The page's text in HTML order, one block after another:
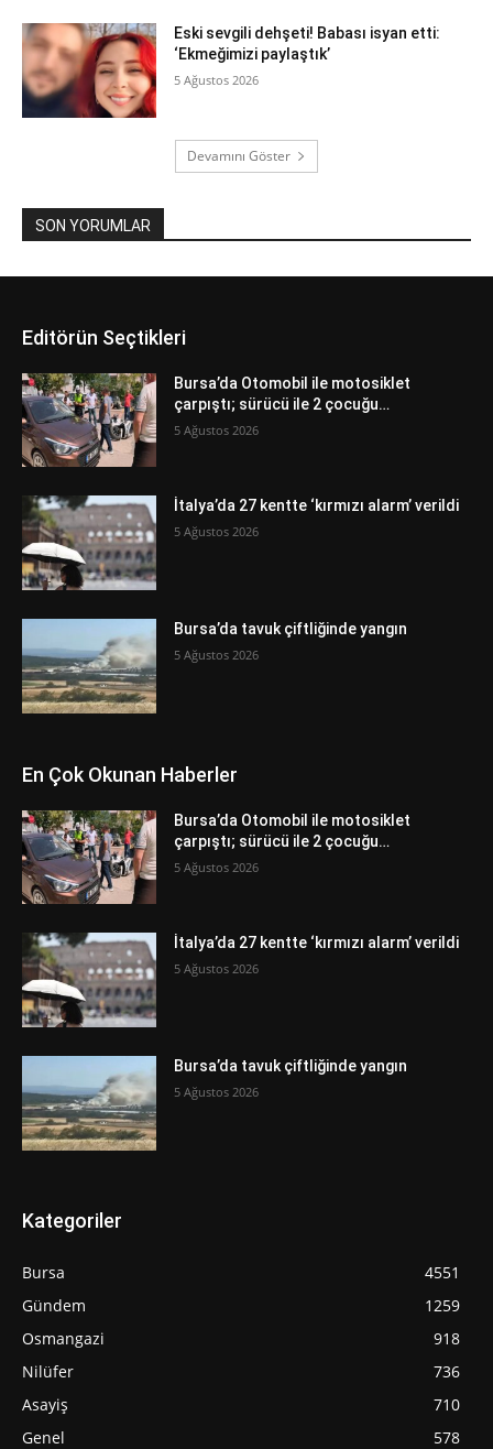
Eski sevgili dehşeti! Babası isyan etti:
‘Ekmeğimizi paylaştık’
5 Ağustos 2026
Devamını Göster
SON YORUMLAR
Editörün Seçtikleri
Bursa’da Otomobil ile motosiklet
çarpıştı; sürücü ile 2 çocuğu…
5 Ağustos 2026
İtalya’da 27 kentte ‘kırmızı alarm’ verildi
5 Ağustos 2026
Bursa’da tavuk çiftliğinde yangın
5 Ağustos 2026
En Çok Okunan Haberler
Bursa’da Otomobil ile motosiklet
çarpıştı; sürücü ile 2 çocuğu…
5 Ağustos 2026
İtalya’da 27 kentte ‘kırmızı alarm’ verildi
5 Ağustos 2026
Bursa’da tavuk çiftliğinde yangın
5 Ağustos 2026
Kategoriler
Bursa
4551
Gündem
1259
Osmangazi
918
Nilüfer
736
Asayiş
710
Genel
578